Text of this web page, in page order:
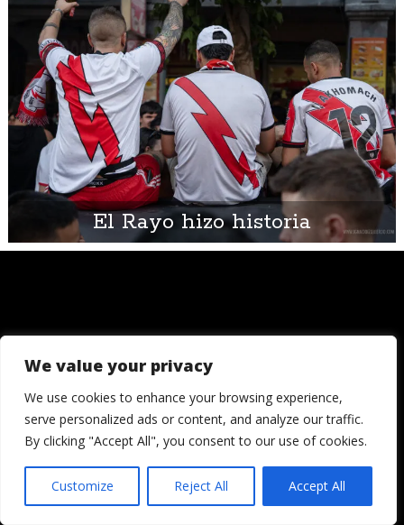
We value your privacy
We use cookies to enhance your browsing experience,
serve personalized ads or content, and analyze our traffic.
By clicking "Accept All", you consent to our use of cookies.
Customize Reject All Accept All
El Rayo hizo historia
© 2006 - 2026
dicen que llegada una edad es hora de asentar la
cabeza. Decepcionémosles.
Crónicas de una cámara es un blog de Ignacio